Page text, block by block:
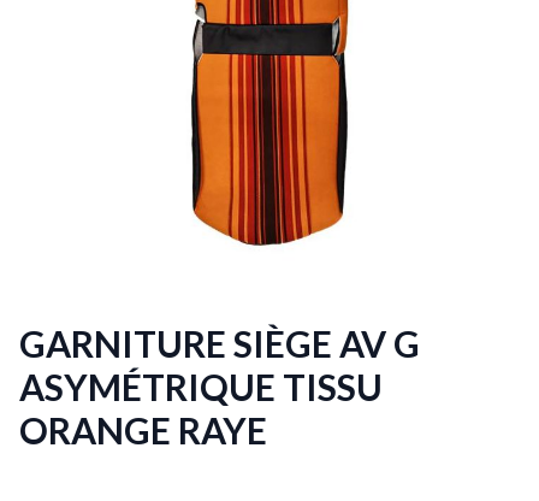
GARNITURE SIÈGE AV G
ASYMÉTRIQUE TISSU
ORANGE RAYE